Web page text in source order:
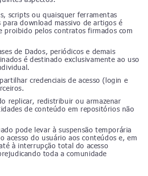
scripts ou quaisquer ferramentas
para download massivo de artigos é
proibido pelos contratos firmados com
de Dados, periódicos e demais
é destinado exclusivamente ao uso
credenciais de acesso (login e
replicar, redistribuir ou armazenar
de conteúdo em repositórios não
pode levar à suspensão temporária
acesso do usuário aos conteúdos e, em
à interrupção total do acesso
toda a comunidade